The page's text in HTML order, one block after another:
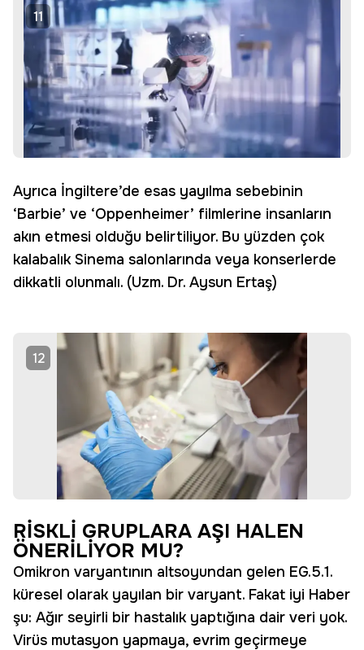
11
Ayrıca İngiltere’de esas yayılma sebebinin
‘Barbie’ ve ‘Oppenheimer’ filmlerine insanların
akın etmesi olduğu belirtiliyor. Bu yüzden çok
kalabalık Sinema salonlarında veya konserlerde
dikkatli olunmalı. (Uzm. Dr. Aysun Ertaş)
12
RİSKLİ GRUPLARA AŞI HALEN
ÖNERİLİYOR MU?
Omikron varyantının altsoyundan gelen EG.5.1.
küresel olarak yayılan bir varyant. Fakat iyi Haber
şu: Ağır seyirli bir hastalık yaptığına dair veri yok.
Virüs mutasyon yapmaya, evrim geçirmeye